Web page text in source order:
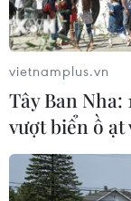
Theo dõi
vietnamplus.vn
Tây Ban
vượt biển ồ ạt